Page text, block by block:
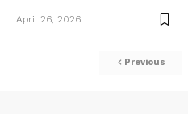
April 26, 2026
Previous